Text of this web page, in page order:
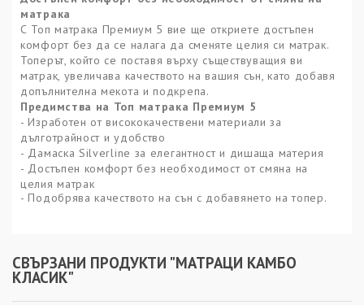
матрака
С Топ матрака Премиум 5 вие ще откриете достъпен
комфорт без да се налага да сменяте целия си матрак.
Топерът, който се поставя върху съществуващия ви
матрак, увеличава качеството на вашия сън, като добавя
допълнителна мекота и подкрепа.
Предимства на Топ матрака Премиум 5
- Изработен от висококачествени материали за
дълготрайност и удобство
- Дамаска Silverline за елегантност и дишаща материя
- Достъпен комфорт без необходимост от смяна на
целия матрак
- Подобрява качеството на сън с добавянето на топер.
СВЪРЗАНИ ПРОДУКТИ "МАТРАЦИ КАМБО
КЛАСИК"